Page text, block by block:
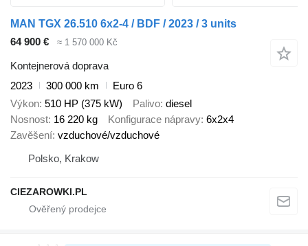
MAN TGX 26.510 6x2-4 / BDF / 2023 / 3 units
64 900 €
≈ 1 570 000 Kč
Kontejnerová doprava
2023
300 000 km
Euro 6
Výkon 510 HP (375 kW) Palivo diesel
Nosnost 16 220 kg Konfigurace nápravy 6x2x4
Zavěšení vzduchové/vzduchové
Polsko, Krakow
CIEZAROWKI.PL